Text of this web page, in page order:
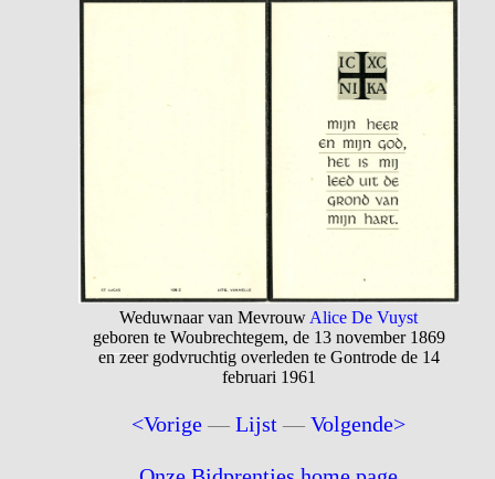
Weduwnaar van Mevrouw Alice De Vuyst
geboren te Woubrechtegem, de 13 november 1869
en zeer godvruchtig overleden te Gontrode de 14
februari 1961
<Vorige —Lijst —Volgende>